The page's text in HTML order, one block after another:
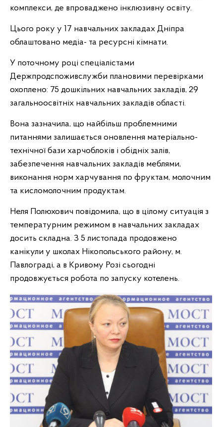
комплекси, де впроваджено інклюзивну освіту.
Цього року у 17 навчальних закладах Дніпра
облаштовано медіа- та ресурсні кімнати.
У поточному році спеціалістами
Держпродспоживслужби плановими перевірками
охоплено: 75 дошкільних навчальних закладів, 29
загальноосвітніх навчальних закладів області.
Вона зазначила, що найбільш проблемними
питаннями залишається оновлення матеріально-
технічної бази харчоблоків і обідніх залів,
забезпечення навчальних закладів меблями,
виконання норм харчування по фруктам, молочним
та кисломолочним продуктам.
Неля Полюхович повідомила, що в цілому ситуація з
температурним режимом в навчальних закладах
досить складна. З 5 листопада продовжено
канікули у школах Нікопольського району, м.
Павлограді, а в Кривому Розі сьогодні
продовжується робота по запуску котелень.